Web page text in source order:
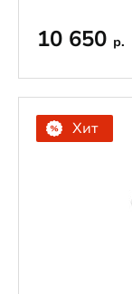
10 650 р.
Хит